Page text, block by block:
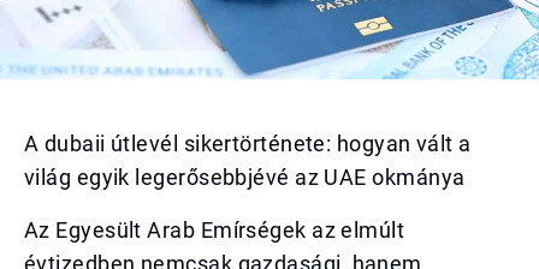
A dubaii útlevél sikertörténete: hogyan vált a
világ egyik legerősebbjévé az UAE okmánya
Az Egyesült Arab Emírségek az elmúlt
évtizedben nemcsak gazdasági, hanem